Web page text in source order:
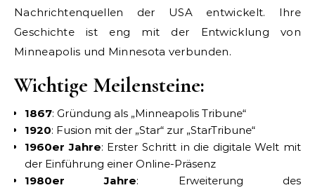
Nachrichtenquellen der USA entwickelt. Ihre
Geschichte ist eng mit der Entwicklung von
Minneapolis und Minnesota verbunden.
Wichtige Meilensteine:
1867: Gründung als „Minneapolis Tribune“
1920: Fusion mit der „Star“ zur „StarTribune“
1960er Jahre: Erster Schritt in die digitale Welt mit
der Einführung einer Online-Präsenz
1980er Jahre: Erweiterung des